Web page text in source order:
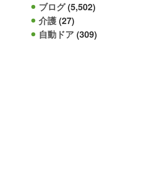
ブログ(5,502)
介護(27)
自動ドア(309)